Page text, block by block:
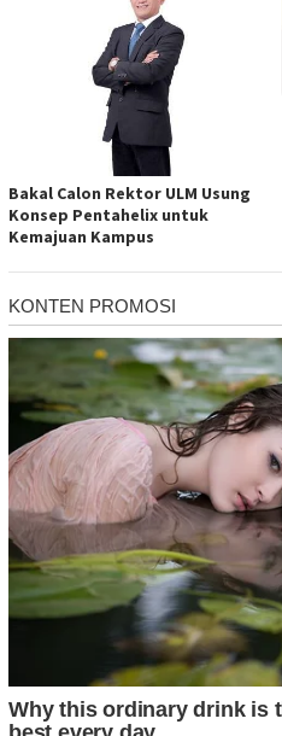
Bakal Calon Rektor ULM Usung
Konsep Pentahelix untuk
Kemajuan Kampus